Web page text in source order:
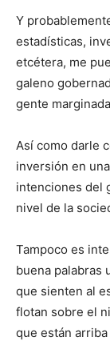
Y
estadísticas,
etcétera, me
galeno
gente
Así como darle
inversión en
intenciones del
nivel de la
Tampoco es
buena palabras
que sienten al
flotan sobre el
que están